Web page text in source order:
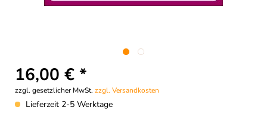
16,00 € *
zzgl. gesetzlicher MwSt. zzgl. Versandkosten
Lieferzeit 2-5 Werktage